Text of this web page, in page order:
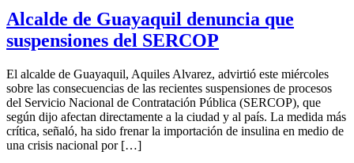
Alcalde de Guayaquil denuncia que
suspensiones del SERCOP
El alcalde de Guayaquil, Aquiles Alvarez, advirtió este miércoles
sobre las consecuencias de las recientes suspensiones de procesos
del Servicio Nacional de Contratación Pública (SERCOP), que
según dijo afectan directamente a la ciudad y al país. La medida más
crítica, señaló, ha sido frenar la importación de insulina en medio de
una crisis nacional por […]